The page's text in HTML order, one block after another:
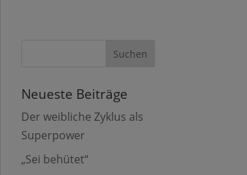
Neueste Beiträge
Der weibliche Zyklus als
Superpower
„Sei behütet“